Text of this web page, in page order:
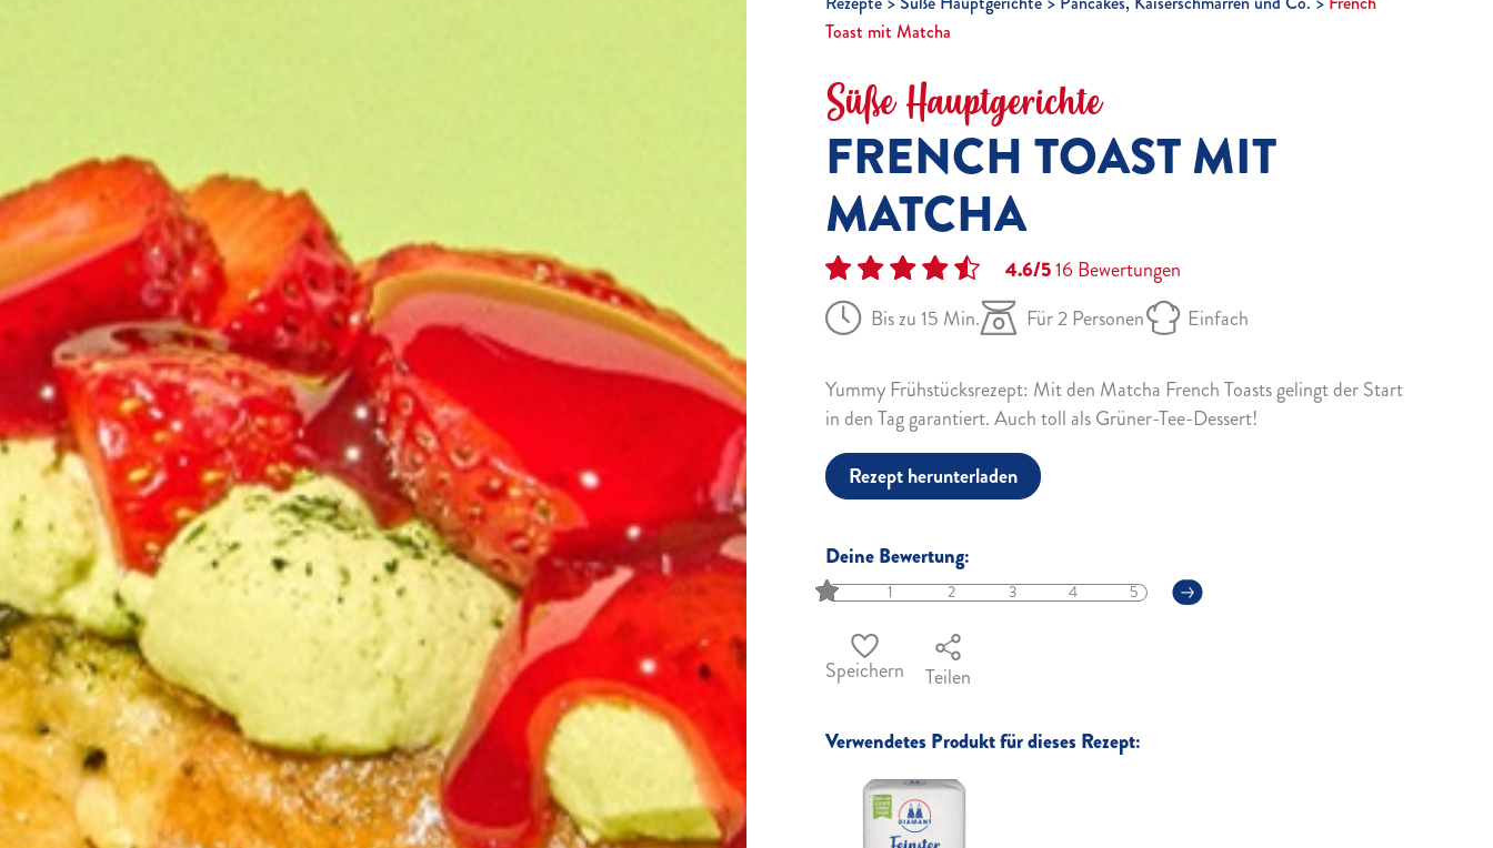
Toast mit Matcha
Süße Hauptgerichte
FRENCH TOAST MIT
MATCHA
4.6/516 Bewertungen
Bis zu 15 Min.
Für 2 Personen Einfach
Yummy Frühstücksrezept: Mit den Matcha French Toasts gelingt der Start
in den Tag garantiert. Auch toll als Grüner-Tee-Dessert!
Rezept herunterladen
Deine Bewertung:
1 2 3 4 5
Speichern Teilen
Verwendetes Produkt für dieses Rezept: